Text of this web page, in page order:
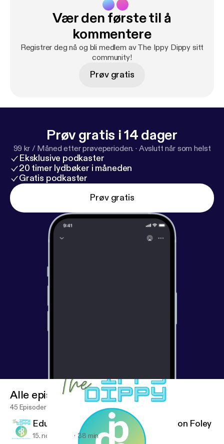
Instagram accounts; @eastnash.teacher,
@funny_math_teacher, @TeacherFinancialPlanner,
@TheMathGuru, and @pgliljedahl.
Vær den første til å
kommentere
Registrer deg nå og bli medlem av The Ippy Dippy sitt
community!
Prøv gratis
Prøv gratis i 14 dager
99 kr / Måned etter prøveperioden. · Avslutt når som helst
Eksklusive podkaster
20 timer lydbøker i måneden
Gratis podkaster
Prøv gratis
Alle episoder
45 Episoder
Educator Spotlight: Dr. Kate Anderson Foley
15. nov. 2024 38 min